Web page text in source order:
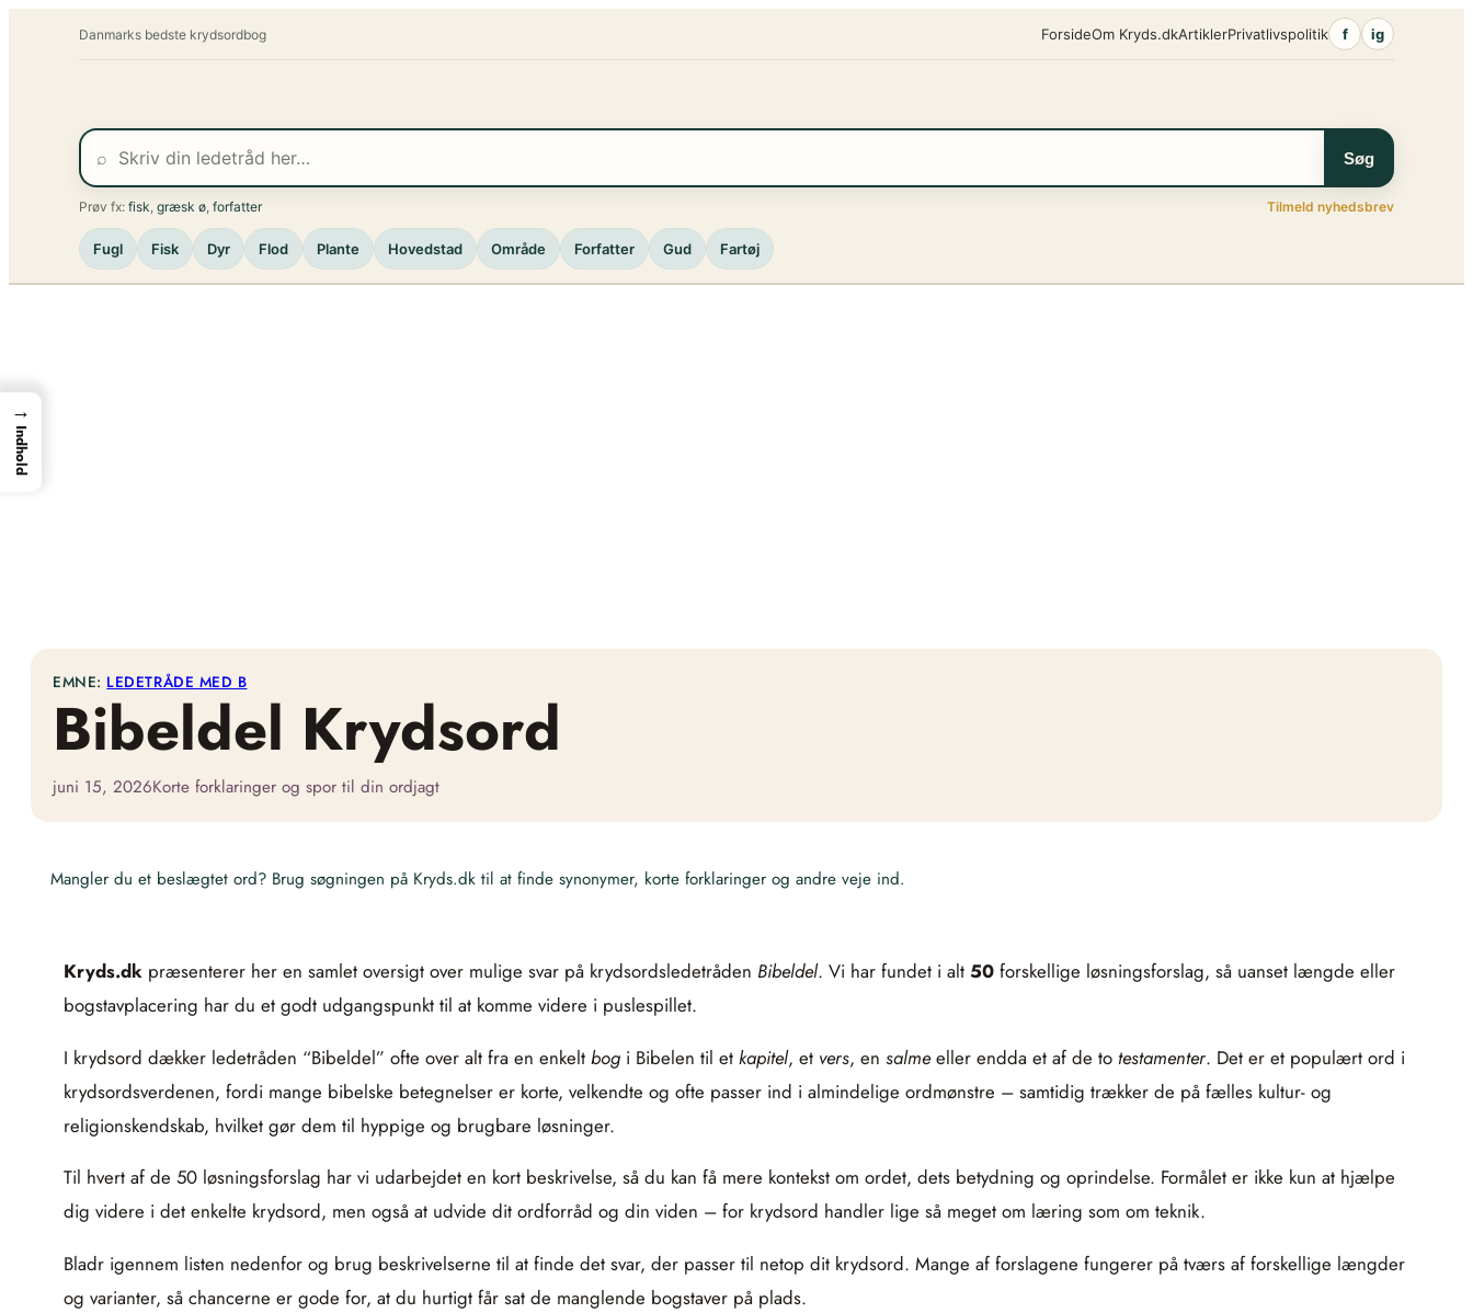
Danmarks bedste krydsordbog ForsideOm Kryds.dkArtiklerPrivatlivspolitik f ig
⌕ Søg
Prøv fx: fisk græsk ø forfatter Tilmeld nyhedsbrev
Fugl Fisk Dyr Flod Plante Hovedstad Område Forfatter Gud Fartøj
EMNE: LEDETRÅDE MED B
Bibeldel Krydsord
juni 15, 2026Korte forklaringer og spor til din ordjagt
Mangler du et beslægtet ord? Brug søgningen på Kryds.dk til at finde synonymer, korte forklaringer og andre veje ind.
Kryds.dkpræsenterer her en samlet oversigt over mulige svar på krydsordsledetråden Bibeldel. Vi har fundet i alt 50forskellige løsningsforslag, så uanset længde eller
bogstavplacering har du et godt udgangspunkt til at komme videre i puslespillet.
I krydsord dækker ledetråden “Bibeldel” ofte over alt fra en enkelt bogi Bibelen til et kapitel, et vers, en salmeeller endda et af de to testamenter. Det er et populært ord i
krydsordsverdenen, fordi mange bibelske betegnelser er korte, velkendte og ofte passer ind i almindelige ordmønstre – samtidig trækker de på fælles kultur- og
religionskendskab, hvilket gør dem til hyppige og brugbare løsninger.
Til hvert af de 50 løsningsforslag har vi udarbejdet en kort beskrivelse, så du kan få mere kontekst om ordet, dets betydning og oprindelse. Formålet er ikke kun at hjælpe
dig videre i det enkelte krydsord, men også at udvide dit ordforråd og din viden – for krydsord handler lige så meget om læring som om teknik.
Bladr igennem listen nedenfor og brug beskrivelserne til at finde det svar, der passer til netop dit krydsord. Mange af forslagene fungerer på tværs af forskellige længder
og varianter, så chancerne er gode for, at du hurtigt får sat de manglende bogstaver på plads.
→
Indhold